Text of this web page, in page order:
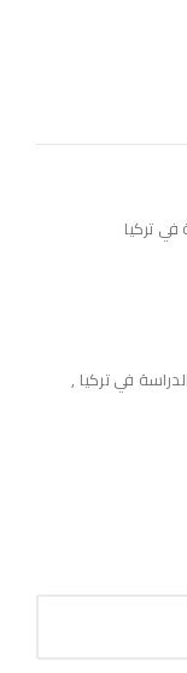
تركيا
الدراسة في تركيا ,